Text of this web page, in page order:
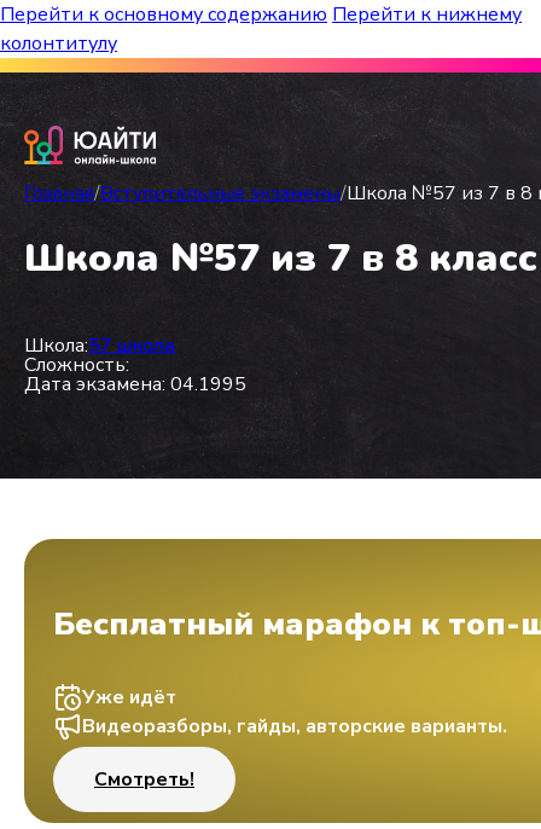
Перейти к основному содержанию Перейти к нижнему
колонтитулу
Бесплатный марафон к топ-школам!
Главная/Вступительные экзамены/Школа №57 из 7 в 8
Школа №57 из 7 в 8
Школа:57 школа
Сложность:
Дата экзамена: 04.1995
Бесплатный марафон к топ-
Уже идёт
Видеоразборы, гайды, авторские варианты.
Смотреть!